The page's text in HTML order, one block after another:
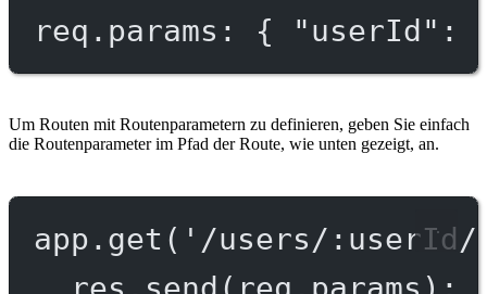
req.params: { "userId":
Um Routen mit Routenparametern zu definieren, geben Sie einfach
die Routenparameter im Pfad der Route, wie unten gezeigt, an.
app. get ( '/users/:userId/
res. send (req.params);